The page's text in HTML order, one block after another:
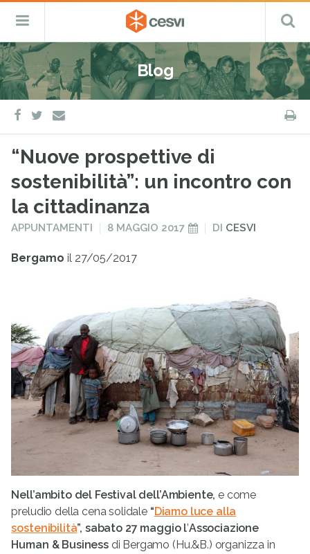
Salta
al
contenuto
CESVI
Fondazione
–
ETS
Cooperazione,
Emergenza
e
Sviluppo
Menu
Blog
facebook
twitter
e-
mail
“Nuove prospettive di
sostenibilità”: un incontro con
la cittadinanza
PUBBLICATO
APPUNTAMENTI
PUBBLICATO
8 MAGGIO 2017 DI CESVI
Bergamo il 27/05/2017
Nell’ambito del Festival dell’Ambiente, e come
preludio della cena solidale “Diamo luce alla
sostenibilità”, sabato 27 maggio l’Associazione
Human & Business di Bergamo (Hu.&B.) organizza in